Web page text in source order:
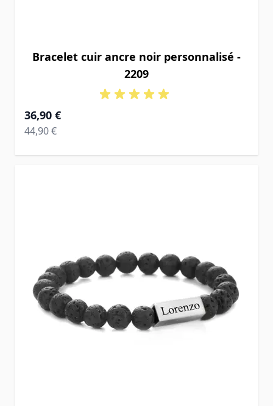
Bracelet cuir ancre noir personnalisé -
2209
À partir de
36,90 €
Prix normal
44,90 €